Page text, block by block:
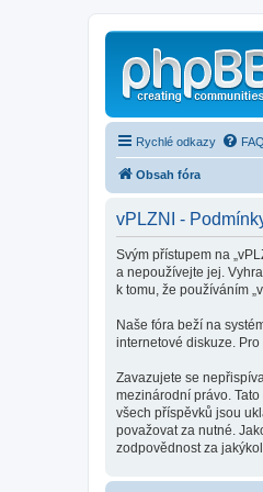
Rychlé odkazy FAQ
Obsah fóra
vPLZNI -
Svým přístupem na
a nepoužívejte jej.
k tomu, že používáním
Naše fóra beží na
internetové diskuze.
Zavazujete se
mezinárodní právo.
všech příspěvků jsou
považovat za nutné.
zodpovědnost za